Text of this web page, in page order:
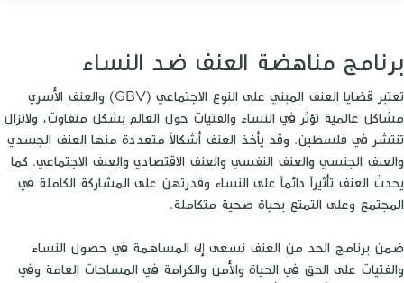
برنامج مناهضة العنف ضد النساء
تعتبر قضايا العنف المبني على النوع الاجتماعي (GBV) والعنف الأسري
مشاكل عالمية تؤثر في النساء والفتيات حول العالم بشكل متفاوت، ولاتزال
تنتشر في فلسطين. وقد يأخذ العنف أشكالاً متعددة منها العنف الجسدي
والعنف الجنسي والعنف النفسي والعنف الاقتصادي والعنف الاجتماعي. كما
يحدث العنف تأثيراً دائماً على النساء وقدرتهن على المشاركة الكاملة في
المجتمع وعلى التمتع بحياة صحية متكاملة.
ضمن برنامج الحد من العنف نسعى إلى المساهمة في حصول النساء
والفتيات على الحق في الحياة والأمن والكرامة في المساحات العامة وفي